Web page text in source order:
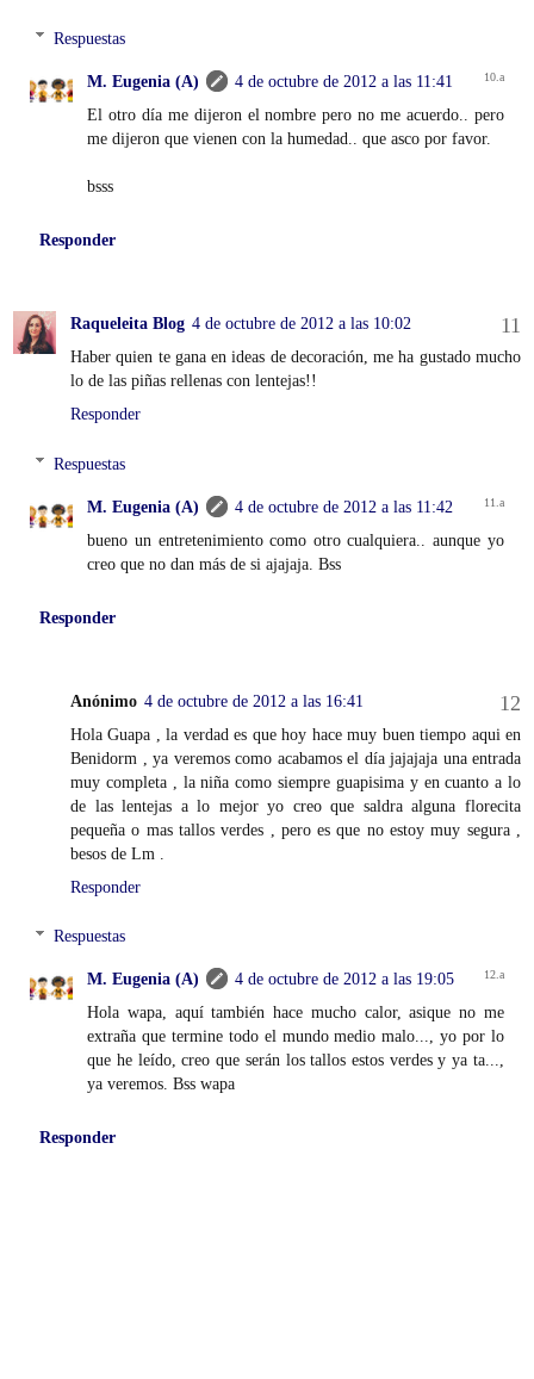
Respuestas
M. Eugenia (A)
4 de octubre de 2012 a las 11:41
El otro día me dijeron el nombre pero no me acuerdo.. pero
me dijeron que vienen con la humedad.. que asco por favor.
bsss
Responder
Raqueleita Blog 4 de octubre de 2012 a las 10:02
Haber quien te gana en ideas de decoración, me ha gustado mucho
lo de las piñas rellenas con lentejas!!
Responder
Respuestas
M. Eugenia (A)
4 de octubre de 2012 a las 11:42
bueno un entretenimiento como otro cualquiera.. aunque yo
creo que no dan más de si ajajaja. Bss
Responder
Anónimo 4 de octubre de 2012 a las 16:41
Hola Guapa , la verdad es que hoy hace muy buen tiempo aqui en
Benidorm , ya veremos como acabamos el día jajajaja una entrada
muy completa , la niña como siempre guapisima y en cuanto a lo
de las lentejas a lo mejor yo creo que saldra alguna florecita
pequeña o mas tallos verdes , pero es que no estoy muy segura ,
besos de Lm .
Responder
Respuestas
M. Eugenia (A)
4 de octubre de 2012 a las 19:05
Hola wapa, aquí también hace mucho calor, asique no me
extraña que termine todo el mundo medio malo..., yo por lo
que he leído, creo que serán los tallos estos verdes y ya ta...,
ya veremos. Bss wapa
Responder